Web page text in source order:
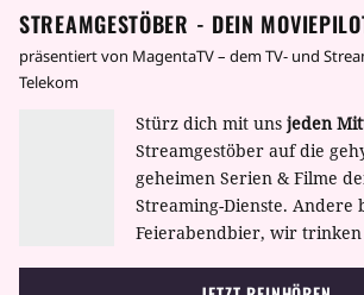
STREAMGESTÖBER - DEIN
präsentiert von MagentaTV – dem TV- und
Telekom
Stürz dich mit uns jeden
Streamgestöber auf die
geheimen Serien & Filme
Streaming-Dienste. Andere
Feierabendbier, wir trinken